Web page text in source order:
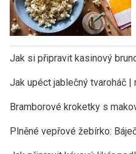
Jak si připravit kasinový
Jak upéct jablečný tvaroháč |
Bramborové kroketky s
Plněné vepřové žebírko: